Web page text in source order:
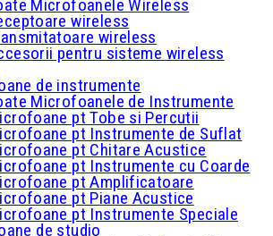
Microfoanele Wireless
wireless
wireless
pentru sisteme wireless
de instrumente
Microfoanele de Instrumente
pt Tobe si Percutii
pt Instrumente de Suflat
pt Chitare Acustice
pt Instrumente cu Coarde
pt Amplificatoare
pt Piane Acustice
pt Instrumente Speciale
de studio